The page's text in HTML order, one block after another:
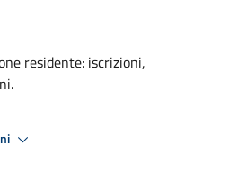
residente: iscrizioni,